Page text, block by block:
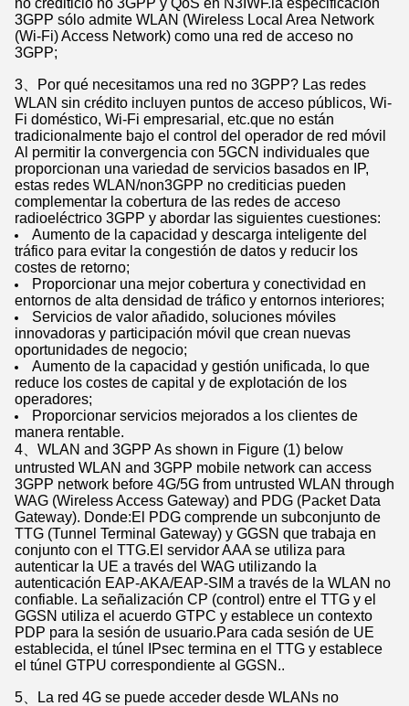
3GPP sólo admite WLAN (Wireless Local Area Network
(Wi-Fi) Access Network) como una red de acceso no
3GPP;
3、Por qué necesitamos una red no 3GPP? Las redes
WLAN sin crédito incluyen puntos de acceso públicos, Wi-
Fi doméstico, Wi-Fi empresarial, etc.que no están
tradicionalmente bajo el control del operador de red móvil
Al permitir la convergencia con 5GCN individuales que
proporcionan una variedad de servicios basados en IP,
estas redes WLAN/non3GPP no crediticias pueden
complementar la cobertura de las redes de acceso
radioeléctrico 3GPP y abordar las siguientes cuestiones:
Aumento de la capacidad y descarga inteligente del
tráfico para evitar la congestión de datos y reducir los
costes de retorno;
Proporcionar una mejor cobertura y conectividad en
entornos de alta densidad de tráfico y entornos interiores;
Servicios de valor añadido, soluciones móviles
innovadoras y participación móvil que crean nuevas
oportunidades de negocio;
Aumento de la capacidad y gestión unificada, lo que
reduce los costes de capital y de explotación de los
operadores;
Proporcionar servicios mejorados a los clientes de
manera rentable.
4、WLAN and 3GPP As shown in Figure (1) below
untrusted WLAN and 3GPP mobile network can access
3GPP network before 4G/5G from untrusted WLAN through
WAG (Wireless Access Gateway) and PDG (Packet Data
Gateway). Donde:El PDG comprende un subconjunto de
TTG (Tunnel Terminal Gateway) y GGSN que trabaja en
conjunto con el TTG.El servidor AAA se utiliza para
autenticar la UE a través del WAG utilizando la
autenticación EAP-AKA/EAP-SIM a través de la WLAN no
confiable. La señalización CP (control) entre el TTG y el
GGSN utiliza el acuerdo GTPC y establece un contexto
PDP para la sesión de usuario.Para cada sesión de UE
establecida, el túnel IPsec termina en el TTG y establece
el túnel GTPU correspondiente al GGSN..
5、La red 4G se puede acceder desde WLANs no